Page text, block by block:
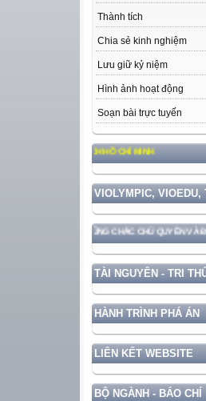
Thành tích
Chia sẻ kinh nghiệm
Lưu giữ kỷ niệm
Hình ảnh hoạt động
Soạn bài trực tuyến
PHONG CÁCH HỒ CHÍ MINH
VIOLYMPIC, VIOEDU,
BẢO VỆ VỮNG CHẮC CHỦ QUYỀN VÀ ĐỘC LẬP
TÀI NGUYÊN - TRI
HÀNH TRÌNH PHÁ ÁN
LIÊN KẾT WEBSITE
BỘ NGÀNH - BÁO CHÍ